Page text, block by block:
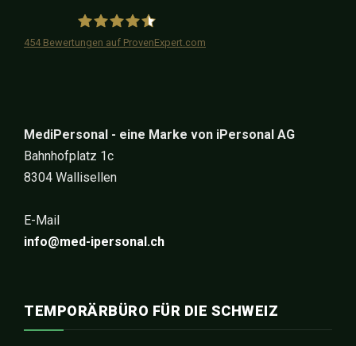
454Bewertungen auf ProvenExpert.com
MediPersonal - eine Marke von iPersonal AG
Bahnhofplatz 1c
8304 Wallisellen
E-Mail
info@med-ipersonal.ch
TEMPORÄRBÜRO FÜR DIE SCHWEIZ